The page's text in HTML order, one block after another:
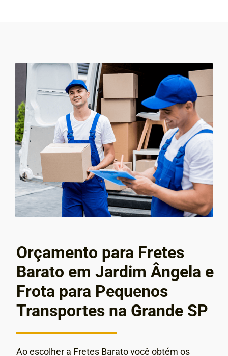
Orçamento para Fretes
Barato em Jardim Ângela e
Frota para Pequenos
Transportes na Grande SP
Ao escolher a Fretes Barato você obtém os